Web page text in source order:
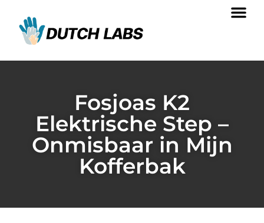
Fosjoas K2
Elektrische Step –
Onmisbaar in Mijn
Kofferbak